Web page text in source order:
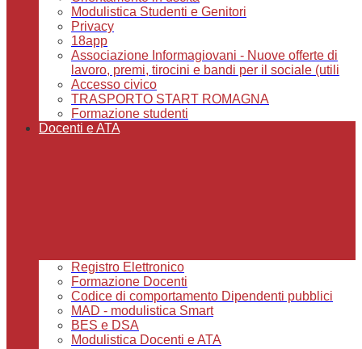
Modulistica Studenti e Genitori
Privacy
18app
Associazione Informagiovani - Nuove offerte di
lavoro, premi, tirocini e bandi per il sociale (utili
Accesso civico
TRASPORTO START ROMAGNA
Formazione studenti
Docenti e ATA
Registro Elettronico
Formazione Docenti
Codice di comportamento Dipendenti pubblici
MAD - modulistica Smart
BES e DSA
Modulistica Docenti e ATA